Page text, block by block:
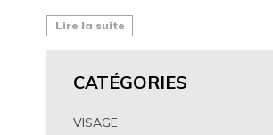
Lire la suite
CATÉGORIES
VISAGE